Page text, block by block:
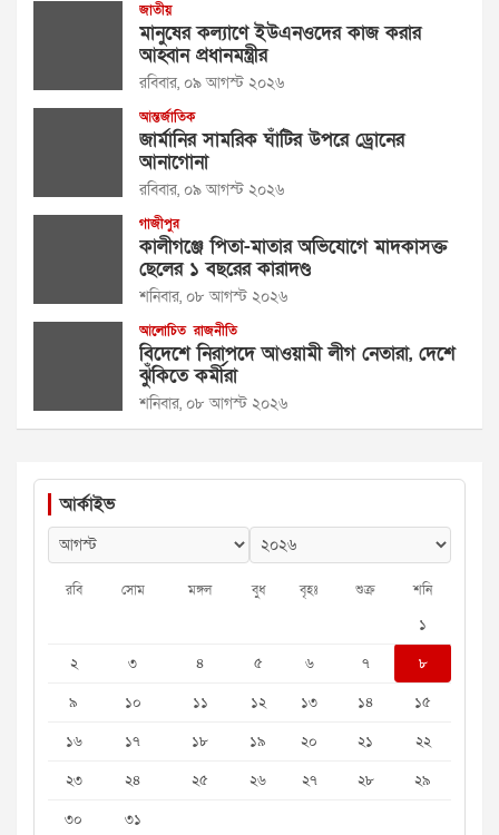
জাতীয়
মানুষের কল্যাণে ইউএনওদের কাজ করার
আহ্বান প্রধানমন্ত্রীর
রবিবার, ০৯ আগস্ট ২০২৬
আন্তর্জাতিক
জার্মানির সামরিক ঘাঁটির উপরে ড্রোনের
আনাগোনা
রবিবার, ০৯ আগস্ট ২০২৬
গাজীপুর
কালীগঞ্জে পিতা-মাতার অভিযোগে মাদকাসক্ত
ছেলের ১ বছরের কারাদণ্ড
শনিবার, ০৮ আগস্ট ২০২৬
আলোচিত রাজনীতি
বিদেশে নিরাপদে আওয়ামী লীগ নেতারা, দেশে
ঝুঁকিতে কর্মীরা
শনিবার, ০৮ আগস্ট ২০২৬
আর্কাইভ
রবি সোম মঙ্গল বুধ বৃহঃ শুক্র শনি
১
২
৩ ৪ ৫ ৬ ৭
৮
৯
১০ ১১ ১২ ১৩ ১৪
১৫
১৬
১৭ ১৮ ১৯ ২০ ২১
২২
২৩
২৪ ২৫ ২৬ ২৭ ২৮
২৯
৩০
৩১